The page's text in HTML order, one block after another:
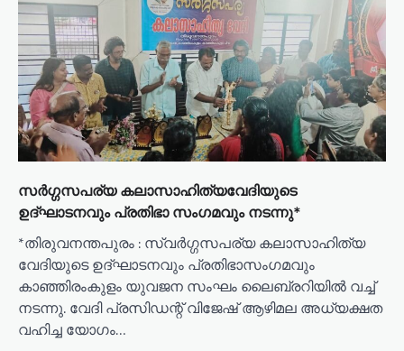
സർഗ്ഗസപര്യ കലാസാഹിത്യവേദിയുടെ
ഉദ്ഘാടനവും പ്രതിഭാ സംഗമവും നടന്നു*
*തിരുവനന്തപുരം : സ്വർഗ്ഗസപര്യ കലാസാഹിത്യ
വേദിയുടെ ഉദ്ഘാടനവും പ്രതിഭാസംഗമവും
കാഞ്ഞിരംകുളം യുവജന സംഘം ലൈബ്രറിയിൽ വച്ച്
നടന്നു. വേദി പ്രസിഡന്റ് വിജേഷ് ആഴിമല അധ്യക്ഷത
വഹിച്ച യോഗം…